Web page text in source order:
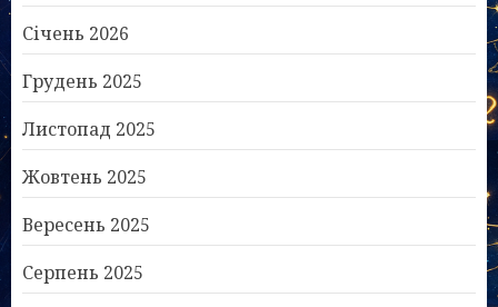
Січень 2026
Грудень 2025
Листопад 2025
Жовтень 2025
Вересень 2025
Серпень 2025